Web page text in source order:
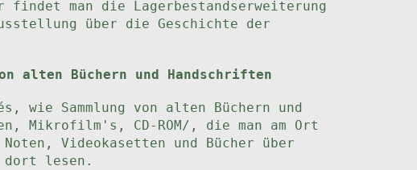
man die Lagerbestandserweiterung
über die Geschichte der
alten Büchern und Handschriften
wie Sammlung von alten Büchern und
Mikrofilm's, CD-ROM/, die man am Ort
Videokasetten und Bücher über
dort lesen.